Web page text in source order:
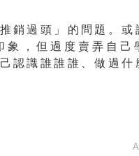
銷過頭」的問題。或
，但過度賣弄自己
認識誰誰誰、做過什